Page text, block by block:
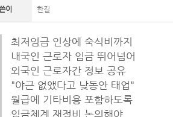
이 한길
최저임금 인상에 숙식비까지
내국인 근로자 임금 뛰어넘어
외국인 근로자간 정보 공유
"야근 없앴다고 낮동안 태업"
월급에 기타비용 포함하도록
임금체계 재정비 논의해야